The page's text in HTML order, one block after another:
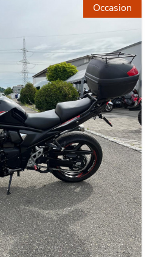
Occasion